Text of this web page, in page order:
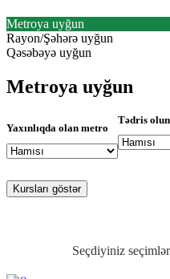
Metroya uyğun
Rayon/Şəhərə uyğun
Qəsəbəyə uyğun
Metroya uyğun
Yaxınlıqda olan metro
Tədris
Seçdiyiniz